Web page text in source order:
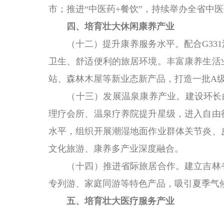
市；推进“中医药+餐饮”，持续举办全省中
四、培育壮大休闲康养产业
（十二）提升康养服务水平。 配合
卫生、舒适便利的旅居环境。丰富康养生
站、森林木屋等新业态新产品，打造一批A
（十三）发展温泉康养产业。 建设环
理疗会所、温泉疗养院提升星级，进入自
水平，组织开展潮湿地面作业群体关节炎
文化旅游、康养多产业深度融合。
（十四）推进省际旅居合作。建立吉林
专列游、家庭同游等特色产品，吸引夏季
五、培育壮大医疗服务产业